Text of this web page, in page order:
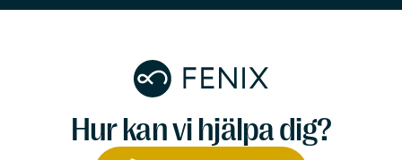
Hur kan vi hjälpa dig?